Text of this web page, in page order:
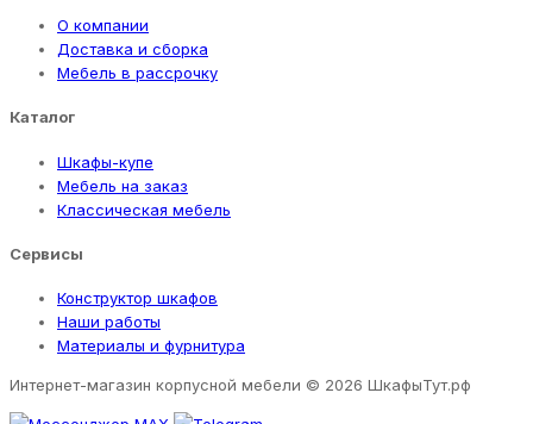
О компании
Доставка и сборка
Мебель в рассрочку
Каталог
Шкафы-купе
Мебель на заказ
Классическая мебель
Сервисы
Конструктор шкафов
Наши работы
Материалы и фурнитура
Интернет-магазин корпусной мебели © 2026 ШкафыТут.рф